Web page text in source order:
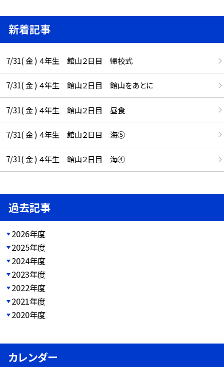
新着記事
7/31( 金 ) ４年生 館山２日目 帰校式
7/31( 金 ) ４年生 館山２日目 館山をあとに
7/31( 金 ) ４年生 館山２日目 昼食
7/31( 金 ) ４年生 館山２日目 海⑤
7/31( 金 ) ４年生 館山２日目 海④
過去記事
2026年度
2025年度
2024年度
2023年度
2022年度
2021年度
2020年度
カレンダー